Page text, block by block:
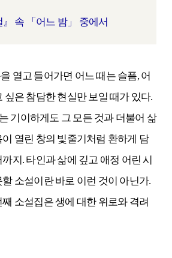
』 속 「어느 밤」 중에서
열고 들어가면 어느 때는 슬픔, 어
싶은 참담한 현실만 보일 때가 있다.
기이하게도 그 모든 것과 더불어 삶
열린 창의 빛줄기처럼 환하게 담
지. 타인과 삶에 깊고 애정 어린 시
소설이란 바로 이런 것이 아닌가.
소설집은 생에 대한 위로와 격려